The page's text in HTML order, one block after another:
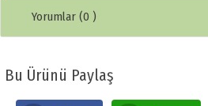
Yorumlar (0 )
Bu Ürünü Paylaş